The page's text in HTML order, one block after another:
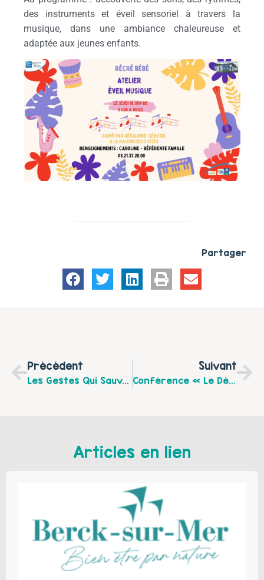
des instruments et éveil sensoriel à travers la
musique, dans une ambiance chaleureuse et
adaptée aux jeunes enfants.
Partager
Précédent
Les Gestes Qui Sauvent À Annay-Sous-Lens
Suivant
Conférence « Le Désamour, De La Maltraitance À La Résilience À Travers Le Regard Systémique «
Articles en lien